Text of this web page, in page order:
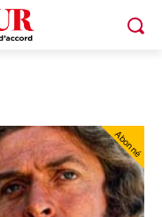
Abonné